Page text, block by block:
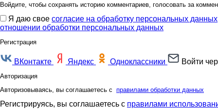
Войдите, чтобы сохранять историю комментариев, голосовать за
Я даю свое согласие на обработку персональных данных
отношении обработки персональных данных
Регистрация
ВКонтакте Яндекс Одноклассники Войти
Авторизация
Авторизовываясь, вы соглашаетесь с правилами обработки данных
Регистрируясь, вы соглашаетесь с правилами